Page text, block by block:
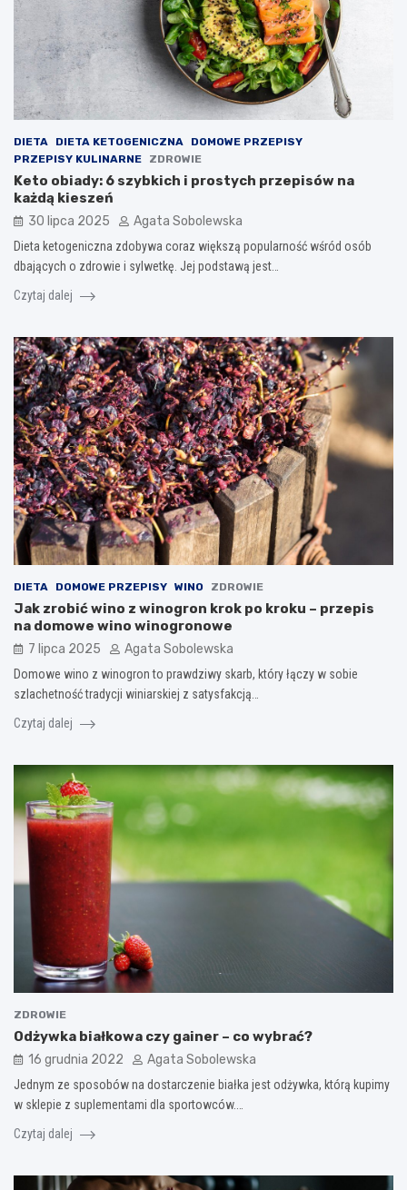
DIETA DIETA KETOGENICZNA
DOMOWE PRZEPISY
PRZEPISY KULINARNE
ZDROWIE
Keto obiady: 6 szybkich i prostych przepisów na
każdą kieszeń
30 lipca 2025 Agata Sobolewska
Dieta ketogeniczna zdobywa coraz większą popularność wśród osób
dbających o zdrowie i sylwetkę. Jej podstawą jest…
Czytaj dalej
DIETA DOMOWE PRZEPISY WINO ZDROWIE
Jak zrobić wino z winogron krok po kroku – przepis
na domowe wino winogronowe
7 lipca 2025 Agata Sobolewska
Domowe wino z winogron to prawdziwy skarb, który łączy w sobie
szlachetność tradycji winiarskiej z satysfakcją…
Czytaj dalej
ZDROWIE
Odżywka białkowa czy gainer – co wybrać?
16 grudnia 2022 Agata Sobolewska
Jednym ze sposobów na dostarczenie białka jest odżywka, którą kupimy
w sklepie z suplementami dla sportowców.…
Czytaj dalej